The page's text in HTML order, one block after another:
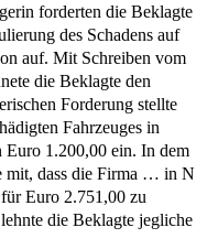
forderten die Beklagte
des Schadens auf
auf. Mit Schreiben vom
die Beklagte den
Forderung stellte
Fahrzeuges in
1.200,00 ein. In dem
mit, dass die Firma … in N
Euro 2.751,00 zu
die Beklagte jegliche